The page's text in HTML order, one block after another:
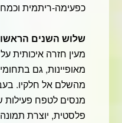
כפעימה-ריתמית
שלוש השנים
מעין חזרה איכותית
מאופיינות, גם
מהשלם אל חלקיו.
מנסים לטפח פעילות
פלסטית, יוצרת